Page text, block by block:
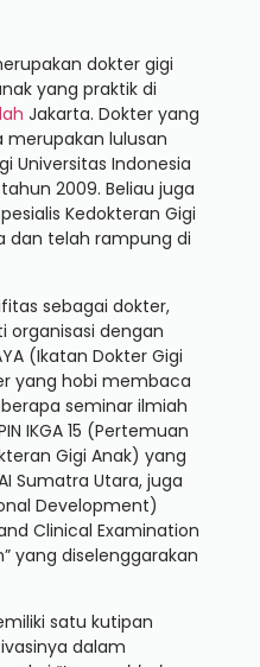
dokter gigi
yang praktik di
Jakarta. Dokter yang
merupakan lulusan
Universitas Indonesia
2009. Beliau juga
Kedokteran Gigi
dan telah rampung di
sebagai dokter,
organisasi dengan
(Ikatan Dokter Gigi
yang hobi membaca
seminar ilmiah
IKGA 15 (Pertemuan
Gigi Anak) yang
Sumatra Utara, juga
Development)
Clinical Examination
yang diselenggarakan
satu kutipan
dalam